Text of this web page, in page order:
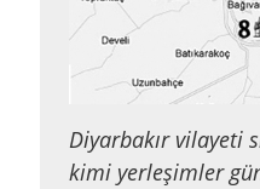
Diyarbakır vilayeti
kimi yerleşimler